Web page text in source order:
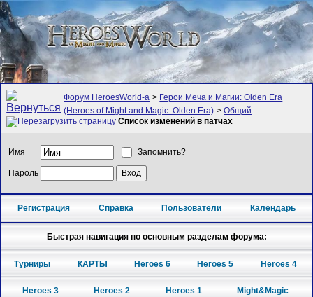
Форум HeroesWorld-а > Герои Меча и Магии: Olden Era
(Heroes of Might and Magic: Olden Era) >Общий
Список изменений в патчах
Имя Запомнить?
Пароль
Регистрация Справка Пользователи Календарь
Быстрая навигация по основным разделам форума:
Турниры КАРТЫ Heroes 6 Heroes 5 Heroes 4
Heroes 3 Heroes 2 Heroes 1 Might&Magic